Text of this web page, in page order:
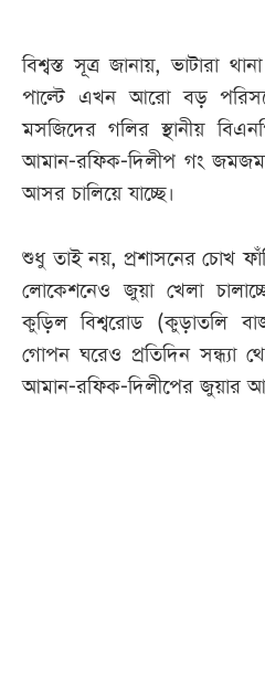
বিশ্বস্ত সূত্র জানায়, ভাটারা
পাল্টে এখন আরো বড়
মসজিদের গলির স্থানীয়
আমান-রফিক-দিলীপ গং
আসর চালিয়ে যাচ্ছে।
শুধু তাই নয়, প্রশাসনের চোখ
লোকেশনেও জুয়া খেলা
কুড়িল বিশ্বরোড (কুড়াতলি
গোপন ঘরেও প্রতিদিন সন্ধ্যা
আমান-রফিক-দিলীপের জুয়ার